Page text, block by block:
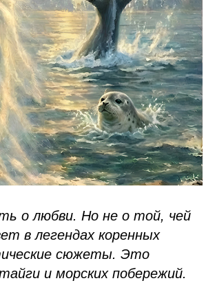
о любви. Но не о той, чей
в легендах коренных
сюжеты. Это
и морских побережий.